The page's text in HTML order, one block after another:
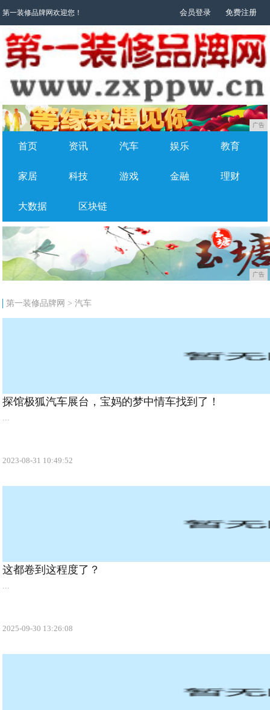
第一装修品牌网欢迎您！ 会员登录 免费注册
广告
首页 资讯 汽车 娱乐 教育
家居 科技 游戏 金融 理财
大数据 区块链
广告
第一装修品牌网 >汽车
探馆极狐汽车展台，宝妈的梦中情车找到了！
...
2023-08-31 10:49:52
这都卷到这程度了？
...
2025-09-30 13:26:08